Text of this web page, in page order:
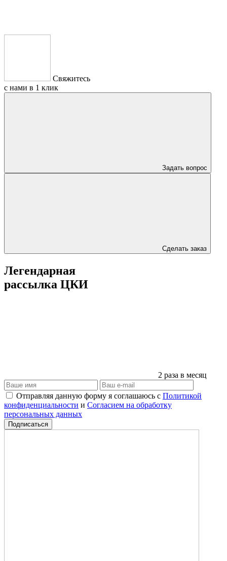
Свяжитесь
с нами в 1 клик
Задать вопрос
Сделать заказ
Легендарная
рассылка ЦКИ
2 раза в месяц
Отправляя данную форму я соглашаюсь с Политикой
конфиденциальности и Согласием на обработку
персональных данных
Подписаться